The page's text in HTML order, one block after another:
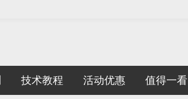
技术教程 活动优惠 值得一看